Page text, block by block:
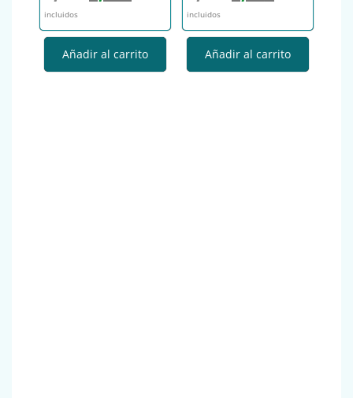
incluidos
Añadir al carrito
incluidos
Añadir al carrito